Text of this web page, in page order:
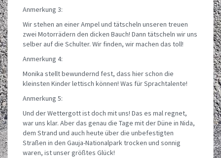
Anmerkung 3:
Wir stehen an einer Ampel und tätscheln unseren treuen
zwei Motorrädern den dicken Bauch! Dann tätscheln wir uns
selber auf die Schulter. Wir finden, wir machen das toll!
Anmerkung 4:
Monika stellt bewundernd fest, dass hier schon die
kleinsten Kinder lettisch können! Was für Sprachtalente!
Anmerkung 5:
Und der Wettergott ist doch mit uns! Das es mal regnet,
war uns klar. Aber das genau die Tage mit der Düne in Nida,
dem Strand und auch heute über die unbefestigten
Straßen in den Gauja-Nationalpark trocken und sonnig
waren, ist unser größtes Glück!